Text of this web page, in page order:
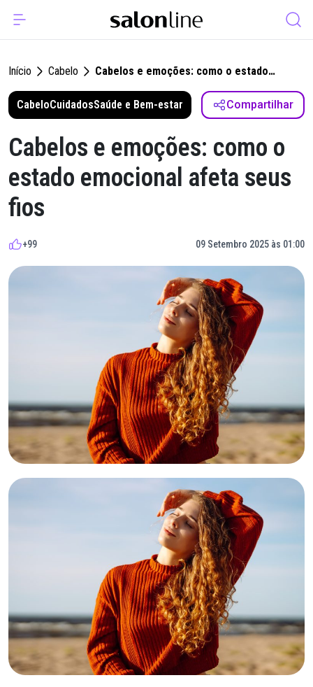
Início Cabelo
Cabelos e emoções: como o estado
emocional afeta seus fios
CabeloCuidadosSaúde e Bem-estar Compartilhar
Cabelos e emoções: como o
estado emocional afeta seus
fios
+99 09 Setembro 2025 às 01:00